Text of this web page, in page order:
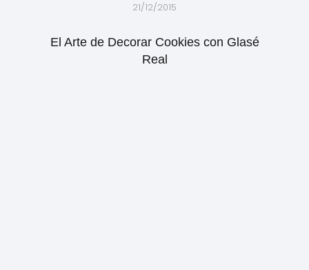
21/12/2015
El Arte de Decorar Cookies con Glasé
Real